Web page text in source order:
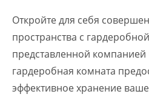
Откройте для себя
пространства с
представленной компанией
гардеробная комната
эффективное хранение